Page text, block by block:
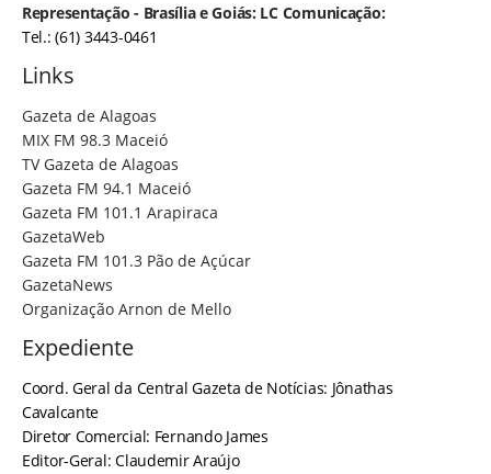
Representação - Brasília e Goiás: LC Comunicação:
Tel.: (61) 3443-0461
Links
Gazeta de Alagoas
MIX FM 98.3 Maceió
TV Gazeta de Alagoas
Gazeta FM 94.1 Maceió
Gazeta FM 101.1 Arapiraca
GazetaWeb
Gazeta FM 101.3 Pão de Açúcar
GazetaNews
Organização Arnon de Mello
Expediente
Coord. Geral da Central Gazeta de Notícias: Jônathas
Cavalcante
Diretor Comercial: Fernando James
Editor-Geral: Claudemir Araújo